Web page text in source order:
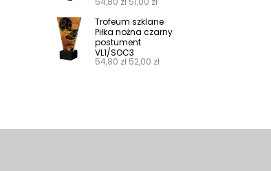
Trofeum szklane
Piłka nożna czarny
postument
VL1/SOC3
54,80 zł 52,00 zł